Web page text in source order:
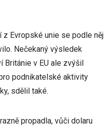
Evropské unie se podle něj
Nečekaný výsledek
Británie v EU ale zvýšil
podnikatelské aktivity
sdělil také.
propadla, vůči dolaru